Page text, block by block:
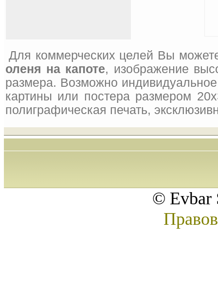
Для коммерческих целей Вы
оленя на капоте, изображение
размера. Возможно
картины или постера размером
полиграфическая печать,
© Evbar